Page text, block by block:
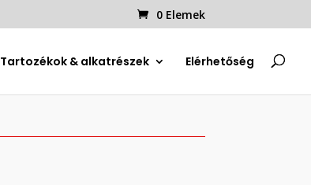
0 Elemek
Tartozékok & alkatrészek Elérhetőség